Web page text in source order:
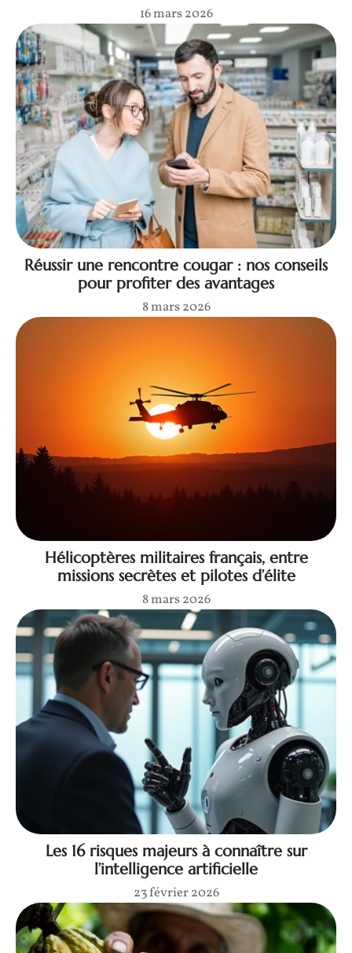
16 mars 2026
Réussir une rencontre cougar : nos conseils
pour profiter des avantages
8 mars 2026
Hélicoptères militaires français, entre
missions secrètes et pilotes d’élite
8 mars 2026
Les 16 risques majeurs à connaître sur
l’intelligence artificielle
23 février 2026